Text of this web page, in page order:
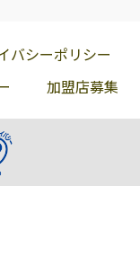
バシーポリシー
加盟店募集